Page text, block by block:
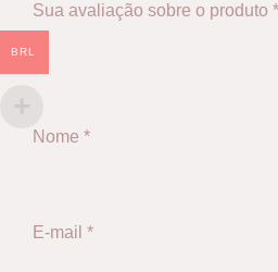
Sua avaliação sobre o produto *
Nome *
E-mail *
BRL